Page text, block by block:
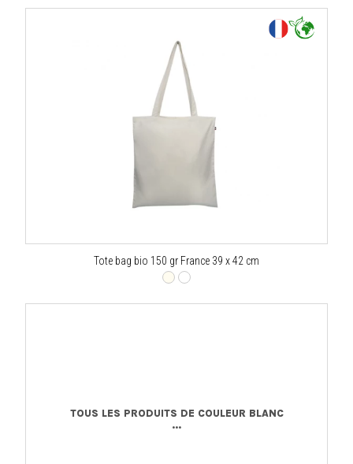
Tote bag bio 150 gr France 39 x 42 cm
TOUS LES PRODUITS DE COULEUR BLANC
...